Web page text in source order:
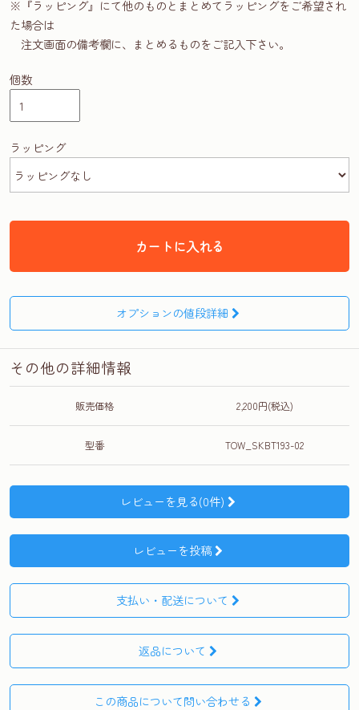
※『ラッピング』にて他のものとまとめてラッピングをご希望され
た場合は
注文画面の備考欄に、まとめるものをご記入下さい。
個数
ラッピング
カートに入れる
オプションの値段詳細
その他の詳細情報
販売価格 2,200円(税込)
型番 TOW_SKBT193-02
レビューを見る(0件)
レビューを投稿
支払い・配送について
返品について
この商品について問い合わせる